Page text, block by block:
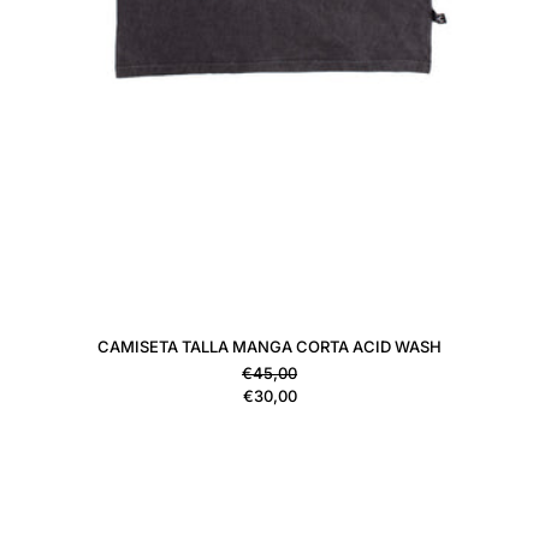
CAMISETA TALLA MANGA CORTA ACID WASH
Precio habitual
€45,00
Precio de venta
€30,00